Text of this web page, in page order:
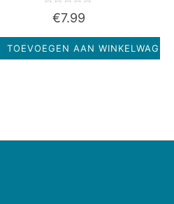
Waardering
5
€7.99
TOEVOEGEN AAN WINKELWAGEN